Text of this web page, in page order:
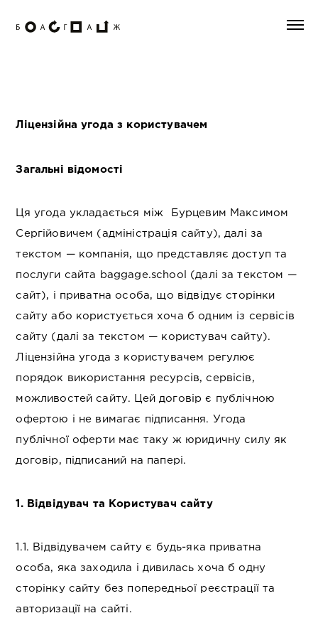
Ліцензійна угода з користувачем
Загальні відомості
Ця угода укладається між Бурцевим Максимом
Сергійовичем (адміністрація сайту), далі за
текстом — компанія, що представляє доступ та
послуги сайта baggage.school (далі за текстом —
сайт), і приватна особа, що відвідує сторінки
сайту або користується хоча б одним із сервісів
сайту (далі за текстом — користувач сайту).
Ліцензійна угода з користувачем регулює
порядок використання ресурсів, сервісів,
можливостей сайту. Цей договір є публічною
офертою і не вимагає підписання. Угода
публічної оферти має таку ж юридичну силу як
договір, підписаний на папері.
1. Відвідувач та Користувач сайту
1.1. Відвідувачем сайту є будь-яка приватна
особа, яка заходила і дивилась хоча б одну
сторінку сайту без попередньої реєстрації та
авторизації на сайті.